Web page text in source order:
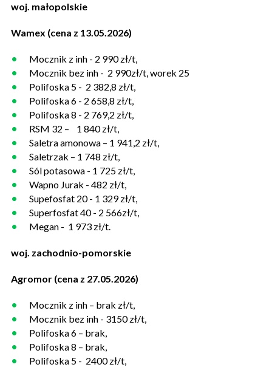
woj. małopolskie
Wamex (cena z 13.05.2026)
Mocznik z inh - 2 990 zł/t,
Mocznik bez inh - 2 990zł/t, worek 25
Polifoska 5 - 2 382,8 zł/t,
Polifoska 6 - 2 658,8 zł/t,
Polifoska 8 - 2 769,2 zł/t,
RSM 32 – 1 840 zł/t,
Saletra amonowa – 1 941,2 zł/t,
Saletrzak – 1 748 zł/t,
Sól potasowa - 1 725 zł/t,
Wapno Jurak - 482 zł/t,
Supefosfat 20 - 1 329 zł/t,
Superfosfat 40 - 2 566zł/t,
Megan - 1 973 zł/t.
woj. zachodnio-pomorskie
Agromor (cena z 27.05.2026)
Mocznik z inh – brak zł/t,
Mocznik bez inh - 3150 zł/t,
Polifoska 6 – brak,
Polifoska 8 – brak,
Polifoska 5 - 2400 zł/t,